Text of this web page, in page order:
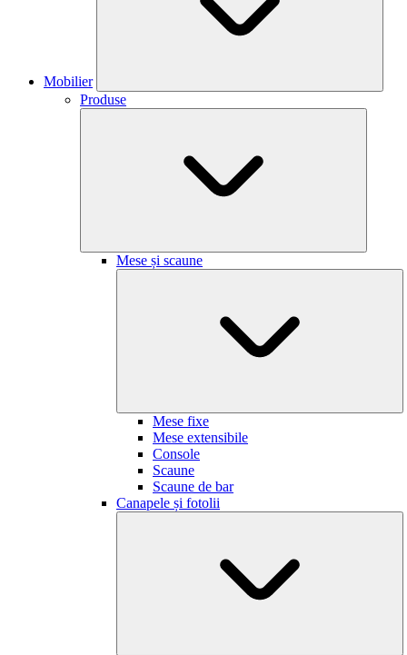
Mobilier
Produse
Mese și scaune
Mese fixe
Mese extensibile
Console
Scaune
Scaune de bar
Canapele și fotolii